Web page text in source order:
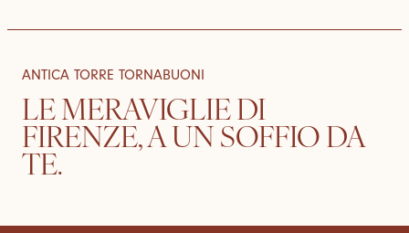
ANTICA TORRE TORNABUONI
LE MERAVIGLIE DI
FIRENZE, A UN SOFFIO DA
TE.